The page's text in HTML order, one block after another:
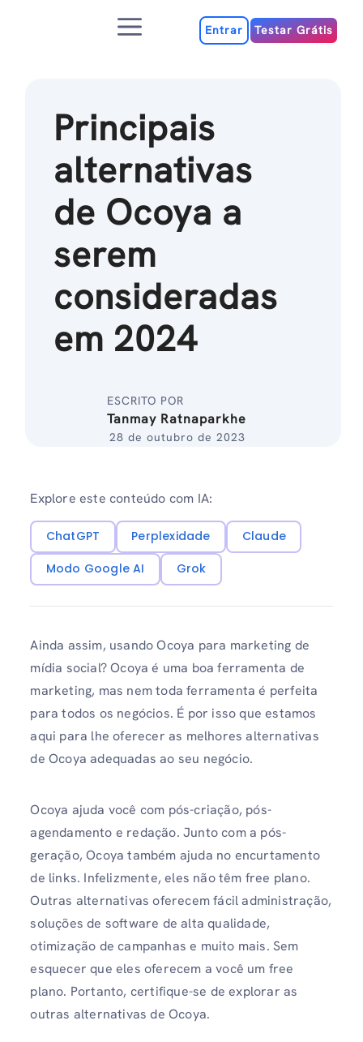
MenuEntrar Testar Grátis
Principais
alternativas
de Ocoya a
serem
consideradas
em 2024
ESCRITO POR
Tanmay Ratnaparkhe
28 de outubro de 2023
Explore este conteúdo com IA:
ChatGPT Perplexidade
Claude
Modo Google AI
Grok
Ainda assim, usando Ocoya para marketing de
mídia social? Ocoya é uma boa ferramenta de
marketing, mas nem toda ferramenta é perfeita
para todos os negócios. É por isso que estamos
aqui para lhe oferecer as melhores alternativas
de Ocoya adequadas ao seu negócio.
Ocoya ajuda você com pós-criação, pós-
agendamento e redação. Junto com a pós-
geração, Ocoya também ajuda no encurtamento
de links. Infelizmente, eles não têm free plano.
Outras alternativas oferecem fácil administração,
soluções de software de alta qualidade,
otimização de campanhas e muito mais. Sem
esquecer que eles oferecem a você um free
plano. Portanto, certifique-se de explorar as
outras alternativas de Ocoya.